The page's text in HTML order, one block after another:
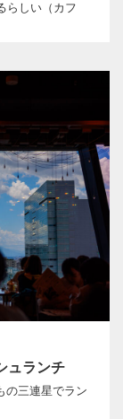
らしい（カフ
ュランチ
の三連星でラン